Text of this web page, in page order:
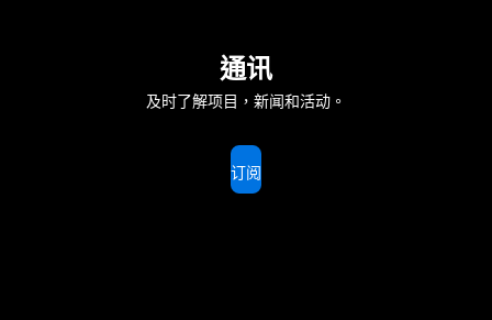
通讯
及时了解项目，新闻和活动。
订阅